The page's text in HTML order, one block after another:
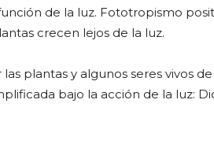
de la luz. Fototropismo
crecen lejos de la luz.
plantas y algunos seres vivos
bajo la acción de la luz: